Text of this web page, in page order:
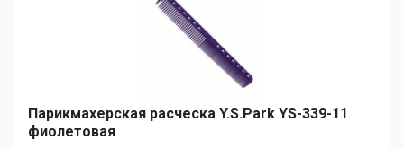
Парикмахерская расческа Y.S.Park YS-339-11
фиолетовая